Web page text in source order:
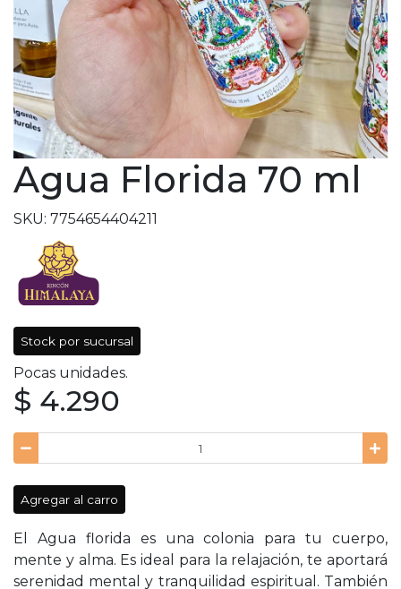
Agua Florida 70 ml
SKU: 7754654404211
Stock por sucursal
Pocas unidades.
$ 4.290
Agregar al carro
El Agua florida es una colonia para tu cuerpo,
mente y alma. Es ideal para la relajación, te aportará
serenidad mental y tranquilidad espiritual. También